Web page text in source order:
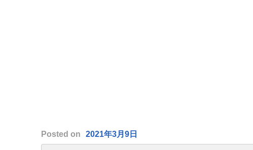
Posted on 2021年3月9日